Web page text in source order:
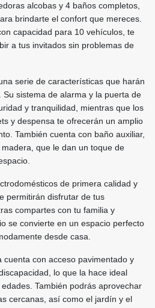
alcobas y 4 baños completos,
brindarte el confort que mereces.
capacidad para 10 vehículos, te
a tus invitados sin problemas de
serie de características que harán
sistema de alarma y la puerta de
y tranquilidad, mientras que los
y despensa te ofrecerán un amplio
También cuenta con baño auxiliar,
que le dan un toque de
de primera calidad y
permitirán disfrutar de tus
compartes con tu familia y
se convierte en un espacio perfecto
desde casa.
cuenta con acceso pavimentado y
lo que la hace ideal
También podrás aprovechar
cercanas, así como el jardín y el